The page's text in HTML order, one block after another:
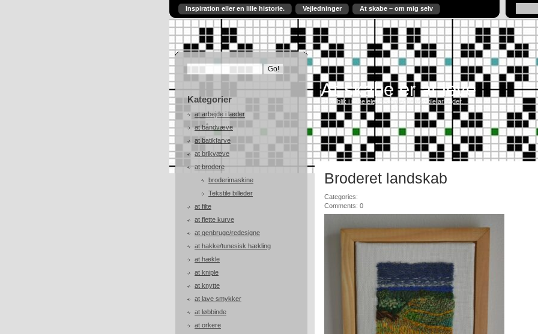
Inspiration eller en lille historie. Vejledninger At skabe – om mig selv
Kategorier
at arbejde i læder
at båndvæve
at batikfarve
at brikvæve
at brodere
broderimaskine
Tekstile billeder
at filte
at flette kurve
at genbruge/redesigne
at hakke/tunesisk hækling
at hækle
at kniple
at knytte
at lave smykker
at løbbinde
at orkere
At skabe er at leve
Et indblik i mine elevers og egne tekstile arbejder.
Broderet landskab
Categories:
Comments: 0